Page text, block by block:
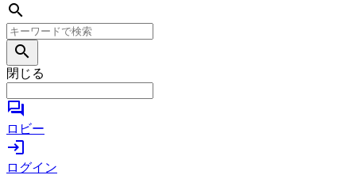
search
search
閉じる
forum
ロビー
login
ログイン